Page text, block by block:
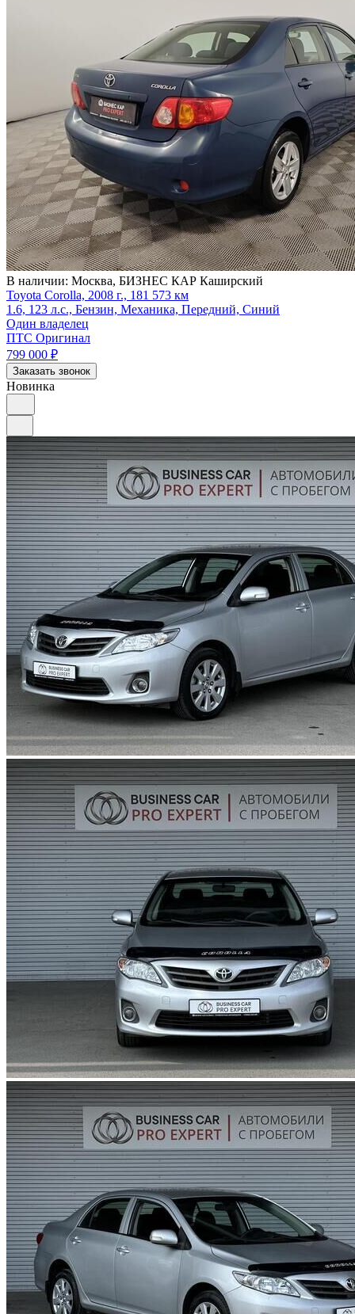
В наличии: Москва, БИЗНЕС КАР Каширский
Toyota Corolla, 2008 г., 181 573 км
1.6, 123 л.с., Бензин, Механика, Передний, Синий
Один владелец
ПТС Оригинал
799 000 ₽
Заказать звонок
Новинка